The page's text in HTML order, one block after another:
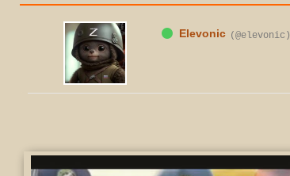
Elevonic (@elevonic)